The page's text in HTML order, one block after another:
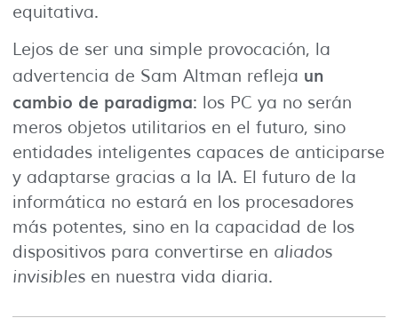
equitativa.
Lejos de ser una simple provocación, la
advertencia de Sam Altman refleja un
cambio de paradigma: los PC ya no serán
meros objetos utilitarios en el futuro, sino
entidades inteligentes capaces de anticiparse
y adaptarse gracias a la IA. El futuro de la
informática no estará en los procesadores
más potentes, sino en la capacidad de los
dispositivos para convertirse en aliados
invisibles en nuestra vida diaria.